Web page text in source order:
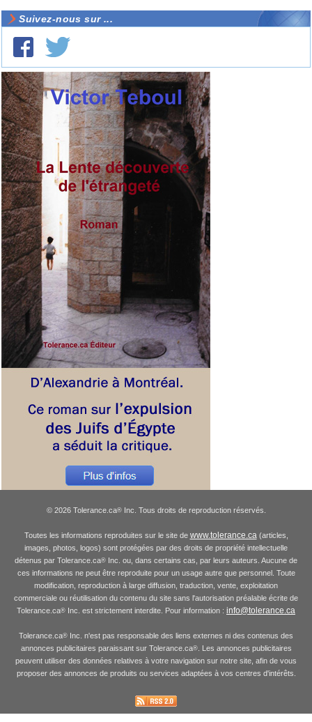
Suivez-nous sur ...
© 2026 Tolerance.ca®Inc. Tous droits de reproduction réservés.
Toutes les informations reproduites sur le site de www.tolerance.ca(articles,
images, photos, logos) sont protégées par des droits de propriété intellectuelle
détenus par Tolerance.ca® Inc. ou, dans certains cas, par leurs auteurs. Aucune de
ces informations ne peut être reproduite pour un usage autre que personnel. Toute
modification, reproduction à large diffusion, traduction, vente, exploitation
commerciale ou réutilisation du contenu du site sans l'autorisation préalable écrite de
Tolerance.ca® Inc. est strictement interdite. Pour information : info@tolerance.ca
Tolerance.ca® Inc. n'est pas responsable des liens externes ni des contenus des
annonces publicitaires paraissant sur Tolerance.ca®. Les annonces publicitaires
peuvent utiliser des données relatives à votre navigation sur notre site, afin de vous
proposer des annonces de produits ou services adaptées à vos centres d'intérêts.